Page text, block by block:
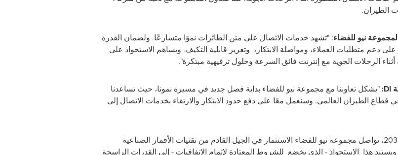
الطيران.
لمجموعة نيو للفضاء: "تشهد خدمات الاتصال على متن الطائرات نموًا متسارعًا. ولضمان القدرة
دعم متطلبات العملاء، ومواصلة الابتكار، وتعزيز قابلية التكيف. ويساهم الاستحواذ على
الرحلات الجوية مع إنترنت فائق السرعة وحلول ترفيهية مبتكرة".
DI
:"يشكل تعاوننا مع مجموعة نيو للفضاء بداية فصل جديد في مسيرة نمونا، حيث تساعدنا
قطاع الطيران العالمي. وسنعمل معًا على دفع حدود الابتكار والارتقاء بخدمات الاتصال إلى
وفي إطار التزامها بتحقيق مستهدفات رؤية المملكة 2030، تواصل مجموعة نيو للفضاء الاستثمار في الجيل القادم من تقنيات الأقمار الصناعية
هذا الاستحواذ - الذي يخضع للشروط المعتادة لإتمام الاتفاقيات - إلى القدرات الراسخة